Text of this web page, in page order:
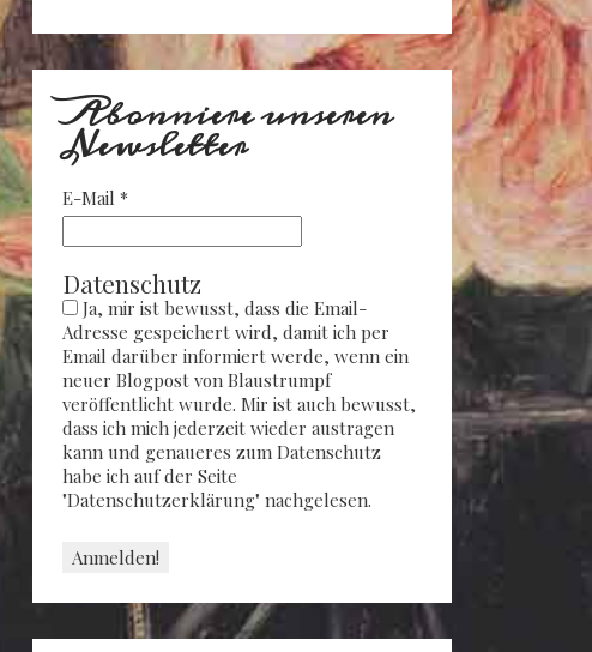
Abonniere unseren
Newsletter
E-Mail *
Datenschutz
Ja, mir ist bewusst, dass die Email-
Adresse gespeichert wird, damit ich per
Email darüber informiert werde, wenn ein
neuer Blogpost von Blaustrumpf
veröffentlicht wurde. Mir ist auch bewusst,
dass ich mich jederzeit wieder austragen
kann und genaueres zum Datenschutz
habe ich auf der Seite
"Datenschutzerklärung" nachgelesen.